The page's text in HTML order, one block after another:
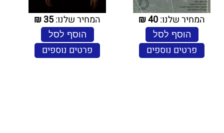
המחיר שלנו:40
₪
הוסף לסל
פרטים נוספים
המחיר שלנו:35
₪
הוסף לסל
פרטים נוספים